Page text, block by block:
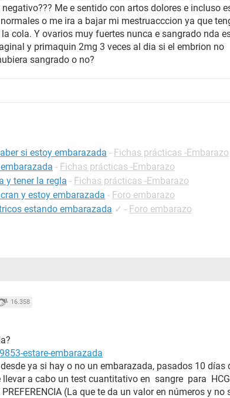
Me e sentido con artos dolores e incluso
o me ira a bajar mi mestruacccion ya que
cola. Y ovarios muy fuertes nunca e sangrado nda
y primaquin 2mg 3 veces al dia si el embrion no
sangrado o no?
si estoy embarazada - Fichas prácticas -Embarazo
- Fichas prácticas -Embarazo
y tener la regla - Fichas prácticas -Embarazo
y estoy embarazada - Foro embarazo
estando embarazada ✓ - Foro embarazo
16.358
estare-embarazada
ya si hay o no un embarazada, pasados 10 días
llevar a cabo un test cuantitativo en sangre para
PREFERENCIA (La que te da un valor en números y no